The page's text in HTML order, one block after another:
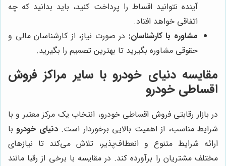
آینده نتوانید اقساط را پرداخت کنید، باید بدانید که چه
اتفاقی خواهد افتاد.
مشاوره با کارشناسان: در صورت نیاز، از کارشناسان مالی و
حقوقی مشاوره بگیرید تا بهترین تصمیم را بگیرید.
مقایسهدنیای خودرو با سایر مراکز فروش
اقساطی خودرو
در بازار رقابتی فروش اقساطی خودرو، انتخاب یک مرکز معتبر و با
شرایط مناسب، از اهمیت بالایی برخوردار است.دنیای خودروبا
ارائه شرایط متنوع و انعطاف‌پذیر، تلاش می‌کند تا نیازهای
مختلف مشتریان را برآورده کند. در مقایسه با برخی از رقبا مانند